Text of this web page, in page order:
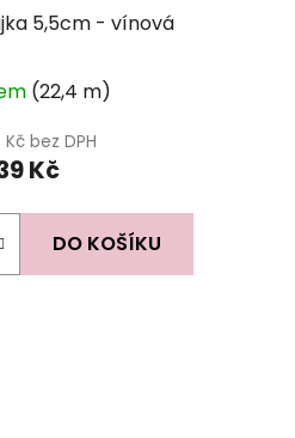
5,5cm - vínová
(22,4 m)
Kč bez DPH
Kč
DO KOŠÍKU